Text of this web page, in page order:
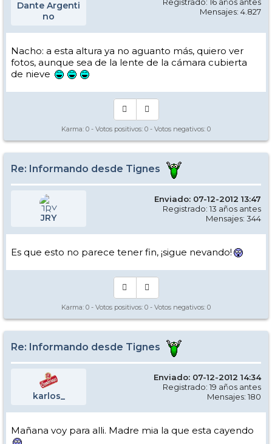
Dante Argenti
no
Mensajes: 4.827
Nacho: a esta altura ya no aguanto más, quiero ver
fotos, aunque sea de la lente de la cámara cubierta
de nieve
Karma: 0 - Votos positivos: 0 - Votos negativos: 0
Re: Informando desde Tignes
JRY
Enviado: 07-12-2012 13:47
Registrado: 13 años antes
Mensajes: 344
Es que esto no parece tener fin, ¡sigue nevando!
Karma: 0 - Votos positivos: 0 - Votos negativos: 0
Re: Informando desde Tignes
karlos_
Enviado: 07-12-2012 14:34
Registrado: 19 años antes
Mensajes: 180
Mañana voy para alli. Madre mia la que esta cayendo